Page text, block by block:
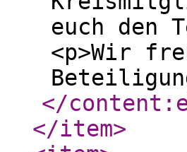
euch den
<p>Wir
</
</item>